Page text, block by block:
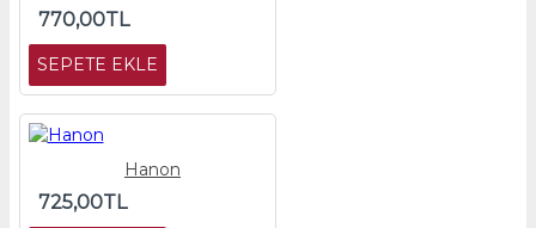
770,00TL
SEPETE EKLE
Hanon
725,00TL